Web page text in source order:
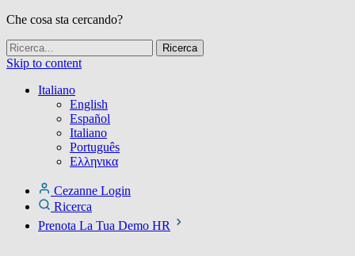
Che cosa sta cercando?
Skip to content
Italiano
English
Español
Italiano
Português
Ελληνικα
Cezanne Login
Ricerca
Prenota La Tua Demo HR